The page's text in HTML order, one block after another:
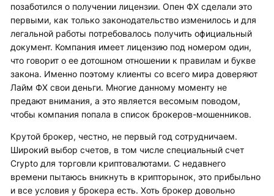
позаботился о получении лицензии. Опен ФХ сделали это
первыми, как только законодательство изменилось и для
легальной работы потребовалось получить официальный
документ. Компания имеет лицензию под номером один,
что говорит о ее дотошном отношении к правилам и букве
закона. Именно поэтому клиенты со всего мира доверяют
Лайм ФХ свои деньги. Многие данному моменту не
предают внимания, а это является весомым поводом,
чтобы компания попала в список брокеров-мошенников.
Крутой брокер, честно, не первый год сотрудничаем.
Широкий выбор счетов, в том числе специальный счет
Crypto для торговли криптовалютами. С недавнего
времени пытаюсь вникнуть в крипторынок, это прибыльно
и все условия у брокера есть. Хоть брокер довольно